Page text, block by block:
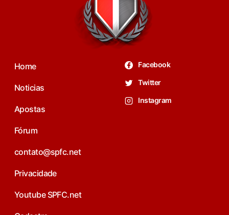
Home
Noticias
Apostas
Fórum
contato@spfc.net
Privacidade
Youtube SPFC.net
Facebook
Twitter
Instagram